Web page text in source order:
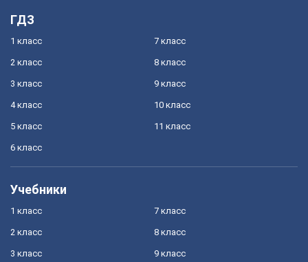
ГДЗ
1 класс
2 класс
3 класс
4 класс
5 класс
6 класс
7 класс
8 класс
9 класс
10 класс
11 класс
Учебники
1 класс
2 класс
3 класс
7 класс
8 класс
9 класс